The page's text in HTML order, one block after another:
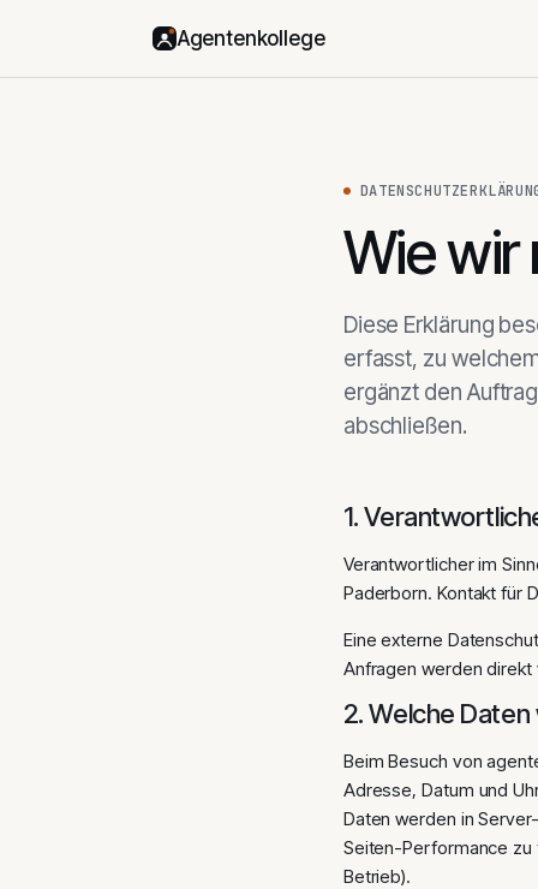
Agentenkollege
Wie wir
Diese Erklärung
erfasst, zu
ergänzt den
abschließen.
1.
Verantwortlicher im
Paderborn. Kontakt für
Eine externe
Anfragen werden
2. Welche
Beim Besuch von
Adresse, Datum und
Daten werden in
Seiten-Performance zu
Betrieb).